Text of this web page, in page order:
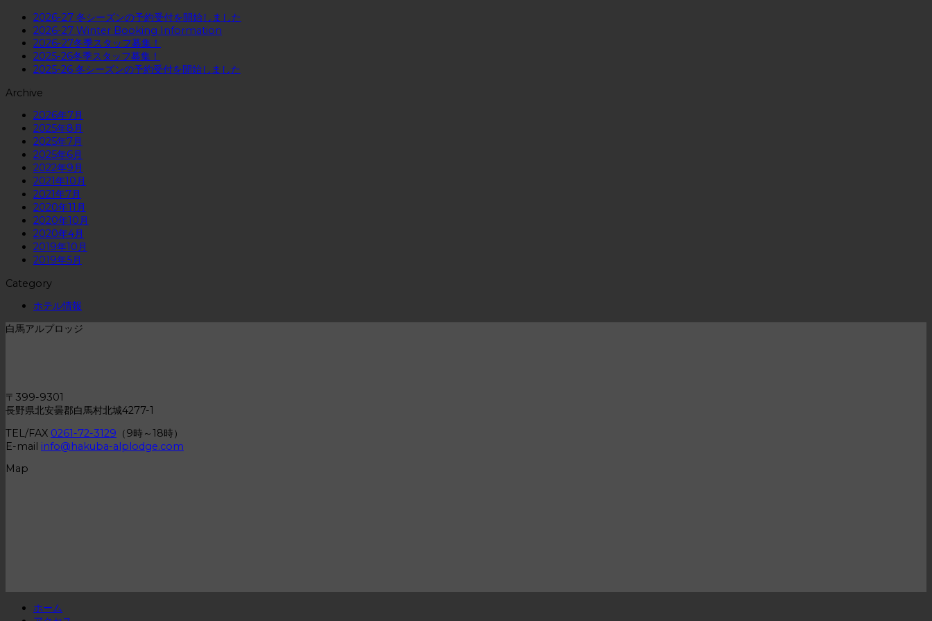
2026-27 冬シーズンの予約受付を開始しました
2026-27 Winter Booking Information
2026-27冬季スタッフ募集！
2025-26冬季スタッフ募集！
2025-26 冬シーズンの予約受付を開始しました
Archive
2026年7月
2025年8月
2025年7月
2025年6月
2022年9月
2021年10月
2021年7月
2020年11月
2020年10月
2020年4月
2019年10月
2019年5月
Category
ホテル情報
白馬アルプロッジ
〒399-9301
長野県北安曇郡白馬村北城4277-1
TEL/FAX 0261-72-3129 （9時～18時）
E-mail info@hakuba-alplodge.com
Map
ホーム